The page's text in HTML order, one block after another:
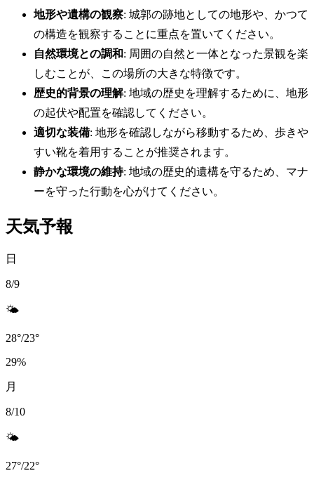
地形や遺構の観察: 城郭の跡地としての地形や、かつて
の構造を観察することに重点を置いてください。
自然環境との調和: 周囲の自然と一体となった景観を楽
しむことが、この場所の大きな特徴です。
歴史的背景の理解: 地域の歴史を理解するために、地形
の起伏や配置を確認してください。
適切な装備: 地形を確認しながら移動するため、歩きや
すい靴を着用することが推奨されます。
静かな環境の維持: 地域の歴史的遺構を守るため、マナ
ーを守った行動を心がけてください。
天気予報
日
8/9
🌤️
28°/23°
29%
月
8/10
🌤️
27°/22°